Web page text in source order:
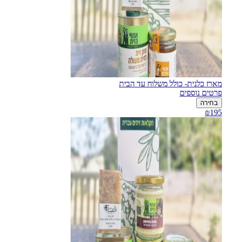
מארז כלנית- כולל משלוח עד הבית
פרטים נוספים
בחירה
₪195